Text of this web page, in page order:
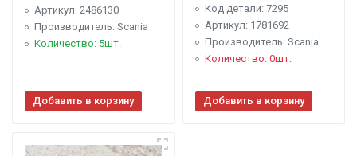
Артикул: 2486130
Производитель: Scania
Количество: 5шт.
Добавить в корзину
Код детали: 7295
Артикул: 1781692
Производитель: Scania
Количество: 0шт.
Добавить в корзину